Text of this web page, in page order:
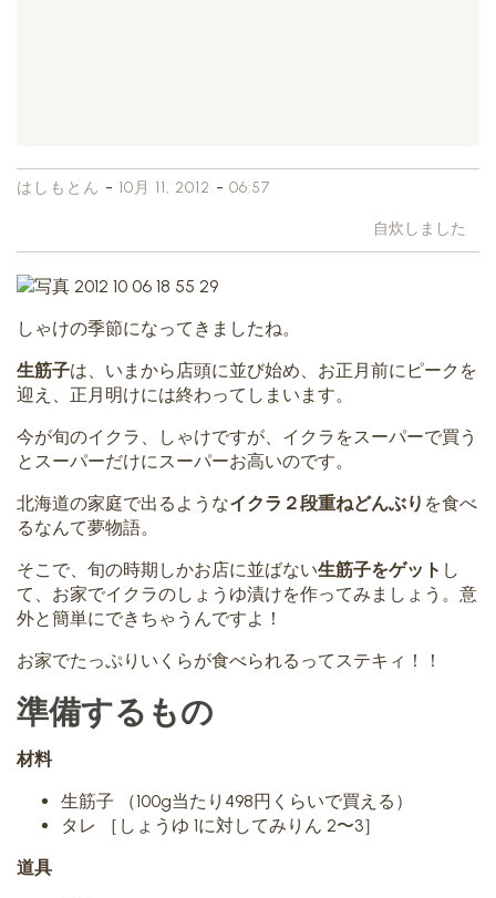
はしもとん - 10月 11, 2012 - 06:57
自炊しました
しゃけの季節になってきましたね。
生筋子は、いまから店頭に並び始め、お正月前にピークを
迎え、正月明けには終わってしまいます。
今が旬のイクラ、しゃけですが、イクラをスーパーで買う
とスーパーだけにスーパーお高いのです。
北海道の家庭で出るようなイクラ２段重ねどんぶり を食べ
るなんて夢物語。
そこで、旬の時期しかお店に並ばない生筋子をゲット し
て、お家でイクラのしょうゆ漬けを作ってみましょう。意
外と簡単にできちゃうんですよ！
お家でたっぷりいくらが食べられるってステキィ！！
準備するもの
材料
生筋子 （100g当たり498円くらいで買える）
タレ ［しょうゆ 1に対してみりん 2〜3］
道具